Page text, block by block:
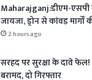
Maharajganj:डीएम-एसपी
जायजा, ड्रोन से कांवड़ मार्गों
2 hours ago
सरहद पर सुरक्षा के दावे फेल!
बरामद, दो गिरफ्तार